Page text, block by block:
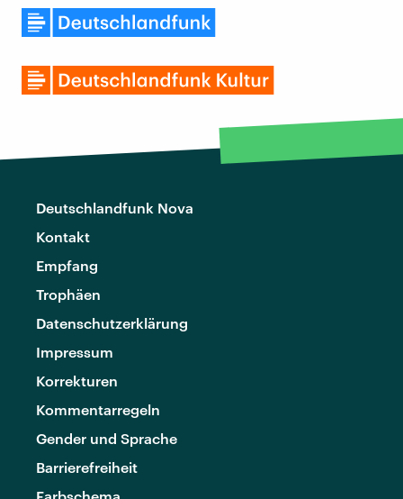
Deutschlandfunk Nova
Kontakt
Empfang
Trophäen
Datenschutzerklärung
Impressum
Korrekturen
Kommentarregeln
Gender und Sprache
Barrierefreiheit